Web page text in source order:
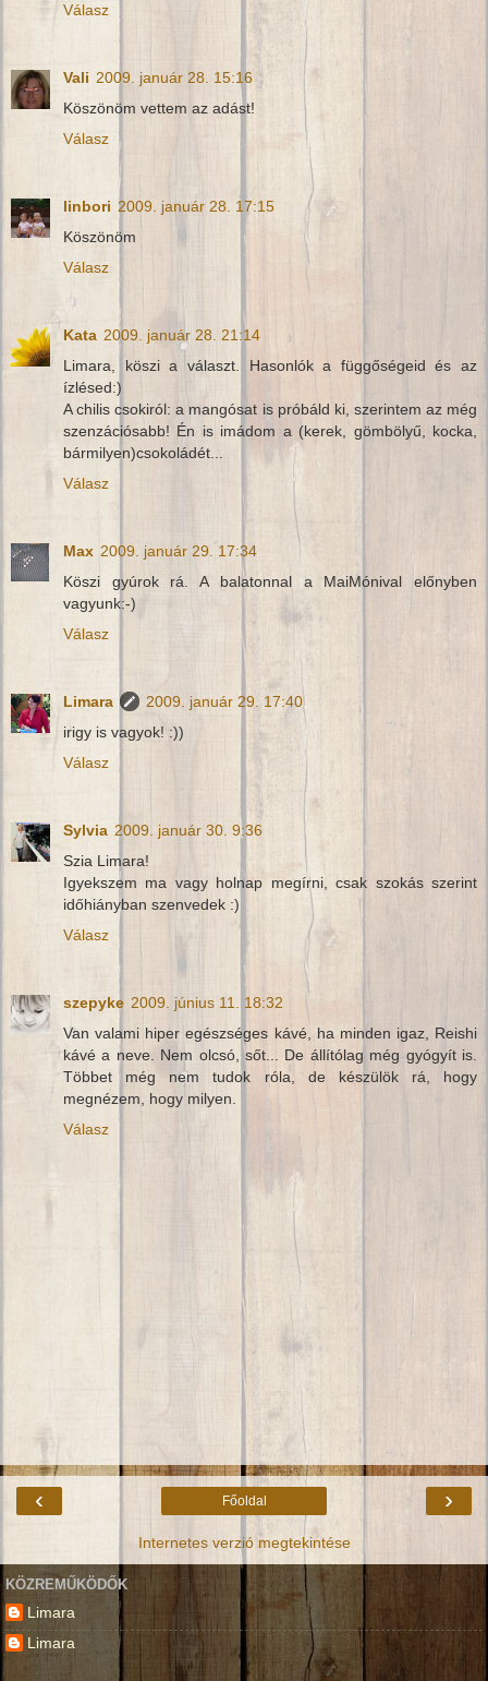
Válasz
Vali 2009. január 28. 15:16
Köszönöm vettem az adást!
Válasz
linbori 2009. január 28. 17:15
Köszönöm
Válasz
Kata 2009. január 28. 21:14
Limara, köszi a választ. Hasonlók a függőségeid és az
ízlésed:)
A chilis csokiról: a mangósat is próbáld ki, szerintem az még
szenzációsabb! Én is imádom a (kerek, gömbölyű, kocka,
bármilyen)csokoládét...
Válasz
Max 2009. január 29. 17:34
Köszi gyúrok rá. A balatonnal a MaiMónival előnyben
vagyunk:-)
Válasz
Limara
2009. január 29. 17:40
irigy is vagyok! :))
Válasz
Sylvia 2009. január 30. 9:36
Szia Limara!
Igyekszem ma vagy holnap megírni, csak szokás szerint
időhiányban szenvedek :)
Válasz
szepyke 2009. június 11. 18:32
Van valami hiper egészséges kávé, ha minden igaz, Reishi
kávé a neve. Nem olcsó, sőt... De állítólag még gyógyít is.
Többet még nem tudok róla, de készülök rá, hogy
megnézem, hogy milyen.
Válasz
‹ ›
Főoldal
Internetes verzió megtekintése
KÖZREMŰKÖDŐK
Limara
Limara